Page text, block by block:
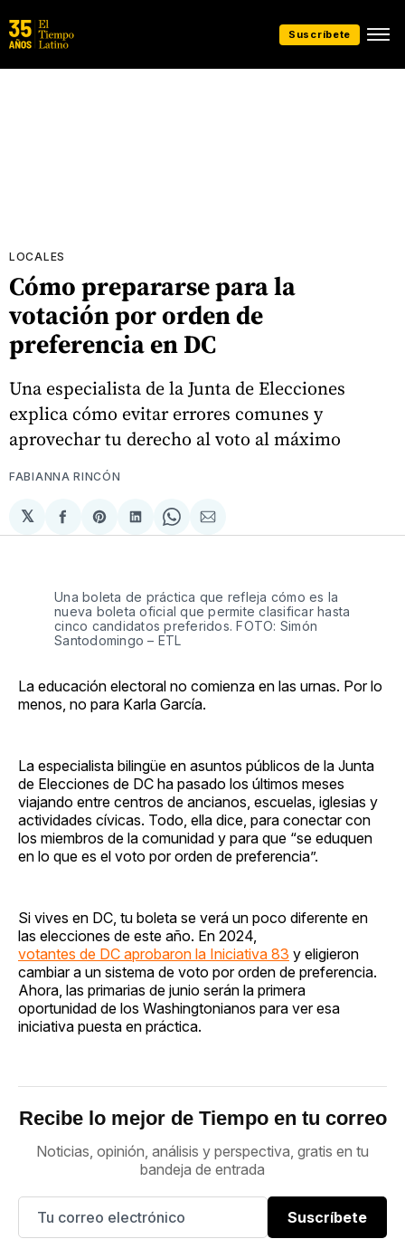
Suscríbete
LOCALES
Cómo prepararse para la
votación por orden de
preferencia en DC
Una especialista de la Junta de Elecciones
explica cómo evitar errores comunes y
aprovechar tu derecho al voto al máximo
FABIANNA RINCÓN
𝕏
Compartir
en
Share
on
Compartir
en
Share
on
Compartir
via
Una boleta de práctica que refleja cómo es la
nueva boleta oficial que permite clasificar hasta
cinco candidatos preferidos. FOTO: Simón
Santodomingo – ETL
La educación electoral no comienza en las urnas. Por lo
menos, no para Karla García.
La especialista bilingüe en asuntos públicos de la Junta
de Elecciones de DC ha pasado los últimos meses
viajando entre centros de ancianos, escuelas, iglesias y
actividades cívicas. Todo, ella dice, para conectar con
los miembros de la comunidad y para que “se eduquen
en lo que es el voto por orden de preferencia”.
Si vives en DC, tu boleta se verá un poco diferente en
las elecciones de este año. En 2024,
votantes de DC aprobaron la Iniciativa 83 y eligieron
cambiar a un sistema de voto por orden de preferencia.
Ahora, las primarias de junio serán la primera
oportunidad de los Washingtonianos para ver esa
iniciativa puesta en práctica.
Recibe lo mejor de Tiempo en tu correo
Noticias, opinión, análisis y perspectiva, gratis en tu
bandeja de entrada
Suscríbete